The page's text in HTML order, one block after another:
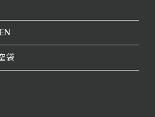
袋